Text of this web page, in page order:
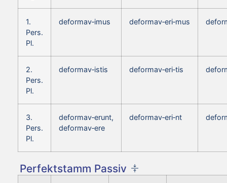
1.
Pers.
Pl.
deformav‑imus deformav‑eri‑mus
2.
Pers.
Pl.
deformav‑istis deformav‑eri‑tis
3.
Pers.
Pl.
deformav‑erunt,
deformav‑ere
deformav‑eri‑nt
Perfektstamm Passiv